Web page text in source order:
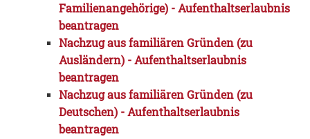
Familienangehörige) - Aufenthaltserlaubnis
beantragen
Nachzug aus familiären Gründen (zu
Ausländern) - Aufenthaltserlaubnis
beantragen
Nachzug aus familiären Gründen (zu
Deutschen) - Aufenthaltserlaubnis
beantragen